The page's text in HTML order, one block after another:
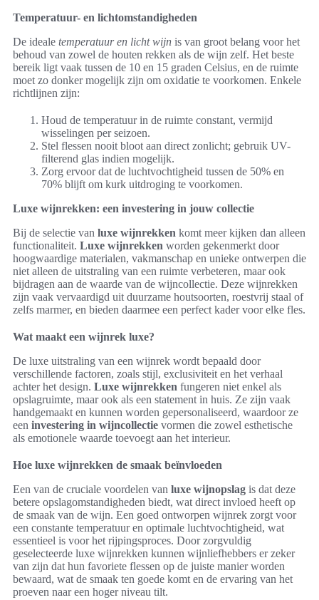
Temperatuur- en lichtomstandigheden
De ideale temperatuur en licht wijn is van groot belang voor het
behoud van zowel de houten rekken als de wijn zelf. Het beste
bereik ligt vaak tussen de 10 en 15 graden Celsius, en de ruimte
moet zo donker mogelijk zijn om oxidatie te voorkomen. Enkele
richtlijnen zijn:
Houd de temperatuur in de ruimte constant, vermijd
wisselingen per seizoen.
Stel flessen nooit bloot aan direct zonlicht; gebruik UV-
filterend glas indien mogelijk.
Zorg ervoor dat de luchtvochtigheid tussen de 50% en
70% blijft om kurk uitdroging te voorkomen.
Luxe wijnrekken: een investering in jouw collectie
Bij de selectie van luxe wijnrekken komt meer kijken dan alleen
functionaliteit. Luxe wijnrekken worden gekenmerkt door
hoogwaardige materialen, vakmanschap en unieke ontwerpen die
niet alleen de uitstraling van een ruimte verbeteren, maar ook
bijdragen aan de waarde van de wijncollectie. Deze wijnrekken
zijn vaak vervaardigd uit duurzame houtsoorten, roestvrij staal of
zelfs marmer, en bieden daarmee een perfect kader voor elke fles.
Wat maakt een wijnrek luxe?
De luxe uitstraling van een wijnrek wordt bepaald door
verschillende factoren, zoals stijl, exclusiviteit en het verhaal
achter het design. Luxe wijnrekken fungeren niet enkel als
opslagruimte, maar ook als een statement in huis. Ze zijn vaak
handgemaakt en kunnen worden gepersonaliseerd, waardoor ze
een investering in wijncollectie vormen die zowel esthetische
als emotionele waarde toevoegt aan het interieur.
Hoe luxe wijnrekken de smaak beïnvloeden
Een van de cruciale voordelen van luxe wijnopslag is dat deze
betere opslagomstandigheden biedt, wat direct invloed heeft op
de smaak van de wijn. Een goed ontworpen wijnrek zorgt voor
een constante temperatuur en optimale luchtvochtigheid, wat
essentieel is voor het rijpingsproces. Door zorgvuldig
geselecteerde luxe wijnrekken kunnen wijnliefhebbers er zeker
van zijn dat hun favoriete flessen op de juiste manier worden
bewaard, wat de smaak ten goede komt en de ervaring van het
proeven naar een hoger niveau tilt.